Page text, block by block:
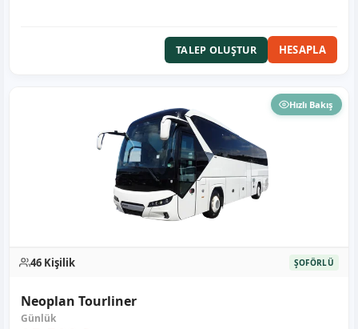
TALEP OLUŞTUR HESAPLA
Hızlı Bakış
46 Kişilik ŞOFÖRLÜ
Neoplan Tourliner